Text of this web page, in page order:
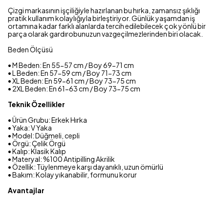
Çizgi markasının işçiliğiyle hazırlanan bu hırka, zamansız şıklığı
pratik kullanım kolaylığıyla birleştiriyor. Günlük yaşamdan iş
ortamına kadar farklı alanlarda tercih edilebilecek çok yönlü bir
parça olarak gardırobunuzun vazgeçilmezlerinden biri olacak.
Beden Ölçüsü
• M Beden: En 55-57 cm / Boy 69-71 cm
• L Beden: En 57-59 cm / Boy 71-73 cm
• XL Beden: En 59-61 cm / Boy 73-75 cm
• 2XL Beden: En 61-63 cm / Boy 73-75 cm
Teknik Özellikler
• Ürün Grubu: Erkek Hırka
• Yaka: V Yaka
• Model: Düğmeli, cepli
• Örgü: Çelik Örgü
• Kalıp: Klasik Kalıp
• Materyal: %100 Antipilling Akrilik
• Özellik: Tüylenmeye karşı dayanıklı, uzun ömürlü
• Bakım: Kolay yıkanabilir, formunu korur
Avantajlar